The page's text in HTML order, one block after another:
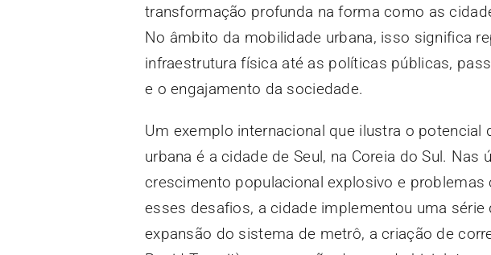
transformação profunda na forma como as
No âmbito da mobilidade urbana, isso significa
infraestrutura física até as políticas públicas,
e o engajamento da sociedade.
Um exemplo internacional que ilustra o
urbana é a cidade de Seul, na Coreia do Sul.
crescimento populacional explosivo e
esses desafios, a cidade implementou uma
expansão do sistema de metrô, a criação de